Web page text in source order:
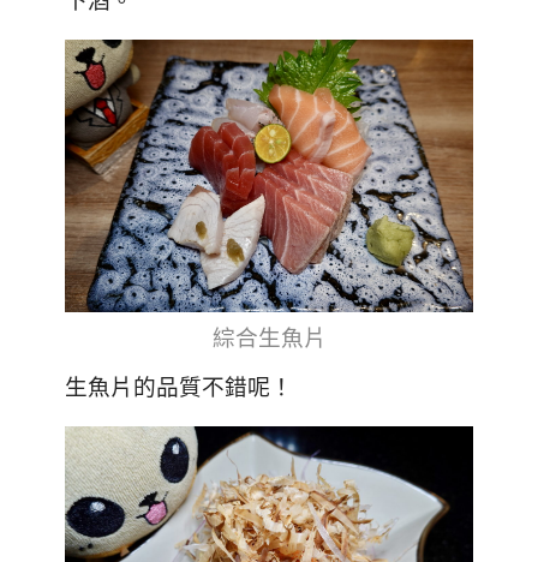
綜合生魚片
生魚片的品質不錯呢！